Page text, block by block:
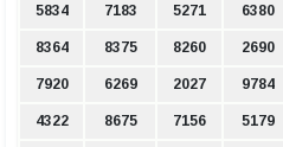
5834 7183 5271 6380
8364 8375 8260 2690
7920 6269 2027 9784
4322 8675 7156 5179